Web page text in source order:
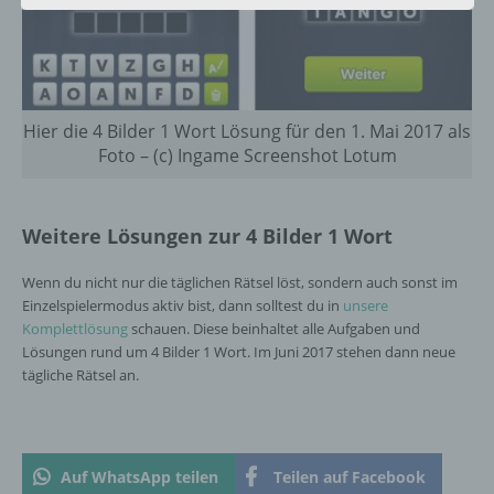
Hier die 4 Bilder 1 Wort Lösung für den 1. Mai 2017 als
Foto – (c) Ingame Screenshot Lotum
Weitere Lösungen zur 4 Bilder 1 Wort
Wenn du nicht nur die täglichen Rätsel löst, sondern auch sonst im
Einzelspielermodus aktiv bist, dann solltest du in unsere
Komplettlösung schauen. Diese beinhaltet alle Aufgaben und
Lösungen rund um 4 Bilder 1 Wort. Im Juni 2017 stehen dann neue
tägliche Rätsel an.
Auf WhatsApp teilen Teilen auf Facebook
Einschränkung der Verarbeitung ist die
Markierung gespeicherter
personenbezogener Daten mit dem Ziel, ihre
künftige Verarbeitung einzuschränken.
e) Profiling
Verarbeitung personenbezogener Daten, die
darin besteht, dass diese
personenbezogenen Daten verwendet
werden, um bestimmte persönliche Aspekte,
die sich auf eine natürliche Person beziehen,
zu bewerten, insbesondere, um Aspekte
bezüglich Arbeitsleistung, wirtschaftlicher
Lage, Gesundheit, persönlicher Vorlieben,
natürlichen Person zu analysieren oder
vorherzusagen.